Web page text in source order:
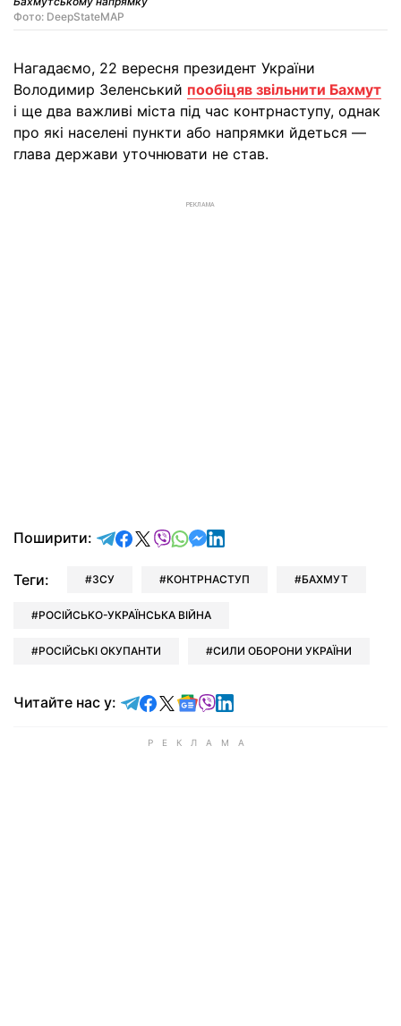
Фото: DeepStateMAP
Нагадаємо, 22 вересня президент України
Володимир Зеленський пообіцяв звільнити Бахмут
і ще два важливі міста під час контрнаступу, однак
про які населені пункти або напрямки йдеться —
глава держави уточнювати не став.
РЕКЛАМА
Поширити: відправити у Telegram
поділитись у Facebook
поділитись у X
відправити у Viber
відправити у Whatsapp
відправити у Messenger
відправити у LinkedIn
Теги: ЗСУ КОНТРНАСТУП БАХМУТ
РОСІЙСЬКО-УКРАЇНСЬКА ВІЙНА
РОСІЙСЬКІ ОКУПАНТИ СИЛИ ОБОРОНИ УКРАЇНИ
Читайте нас у: Читайте у Telegram
Читайте у Facebook
Читайте у X
Читайте у Google news
Читайте у Viber
Читайте у LinkedIn